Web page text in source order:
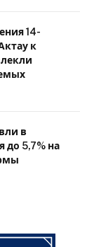
14-
к
в
до 5,7% на